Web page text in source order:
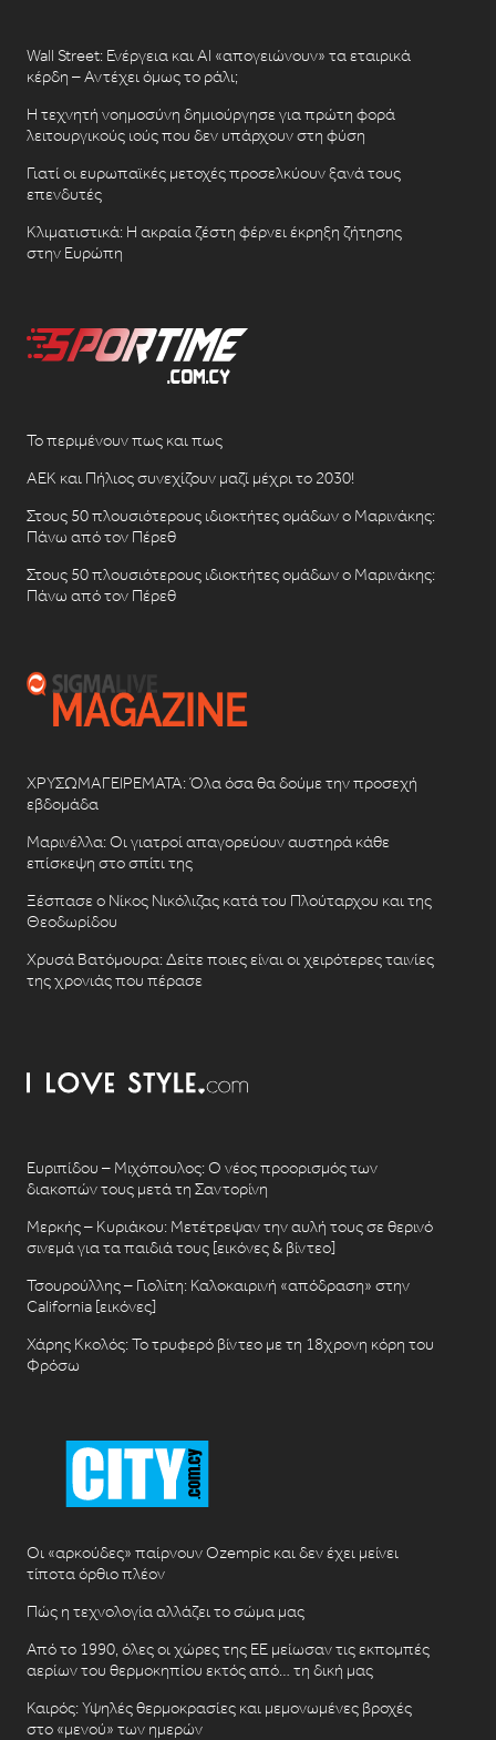
Wall Street: Ενέργεια και AI «απογειώνουν» τα εταιρικά
κέρδη – Αντέχει όμως το ράλι;
Η τεχνητή νοημοσύνη δημιούργησε για πρώτη φορά
λειτουργικούς ιούς που δεν υπάρχουν στη φύση
Γιατί οι ευρωπαϊκές μετοχές προσελκύουν ξανά τους
επενδυτές
Κλιματιστικά: Η ακραία ζέστη φέρνει έκρηξη ζήτησης
στην Ευρώπη
Το περιμένουν πως και πως
ΑΕΚ και Πήλιος συνεχίζουν μαζί μέχρι το 2030!
Στους 50 πλουσιότερους ιδιοκτήτες ομάδων ο Μαρινάκης:
Πάνω από τον Πέρεθ
Στους 50 πλουσιότερους ιδιοκτήτες ομάδων ο Μαρινάκης:
Πάνω από τον Πέρεθ
ΧΡΥΣΩΜΑΓΕΙΡΕΜΑΤΑ: Όλα όσα θα δούμε την προσεχή
εβδομάδα
Μαρινέλλα: Οι γιατροί απαγορεύουν αυστηρά κάθε
επίσκεψη στο σπίτι της
Ξέσπασε ο Νίκος Νικόλιζας κατά του Πλούταρχου και της
Θεοδωρίδου
Χρυσά Βατόμουρα: Δείτε ποιες είναι οι χειρότερες ταινίες
της χρονιάς που πέρασε
Ευριπίδου – Μιχόπουλος: Ο νέος προορισμός των
διακοπών τους μετά τη Σαντορίνη
Μερκής – Κυριάκου: Μετέτρεψαν την αυλή τους σε θερινό
σινεμά για τα παιδιά τους [εικόνες & βίντεο]
Τσουρούλλης – Γιολίτη: Καλοκαιρινή «απόδραση» στην
California [εικόνες]
Χάρης Κκολός: Το τρυφερό βίντεο με τη 18χρονη κόρη του
Φρόσω
Οι «αρκούδες» παίρνουν Ozempic και δεν έχει μείνει
τίποτα όρθιο πλέον
Πώς η τεχνολογία αλλάζει το σώμα μας
Από το 1990, όλες οι χώρες της ΕΕ μείωσαν τις εκπομπές
αερίων του θερμοκηπίου εκτός από… τη δική μας
Καιρός: Υψηλές θερμοκρασίες και μεμονωμένες βροχές
στο «μενού» των ημερών